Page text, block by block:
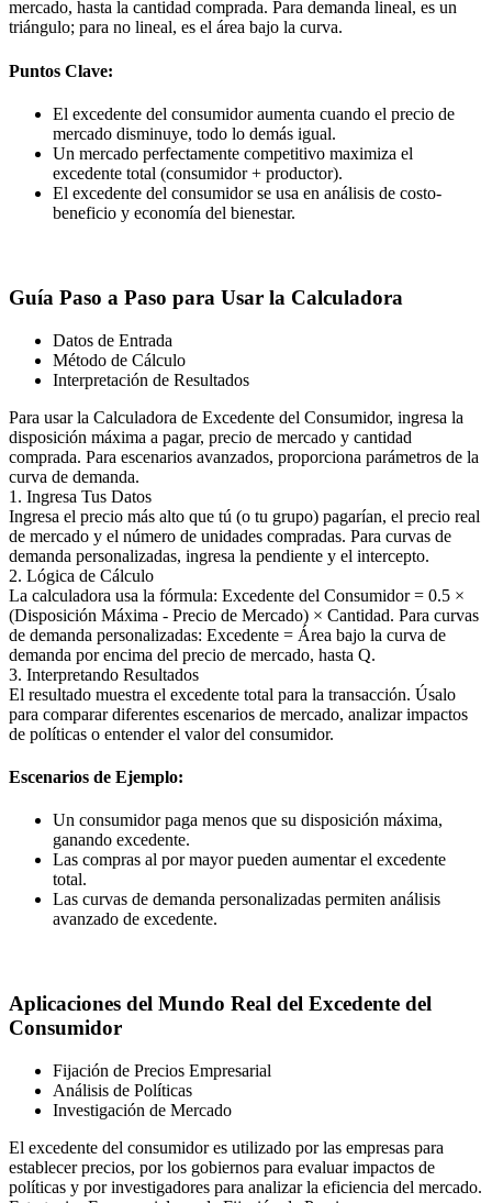
mercado, hasta la cantidad comprada. Para demanda lineal, es un
triángulo; para no lineal, es el área bajo la curva.
Puntos Clave:
El excedente del consumidor aumenta cuando el precio de
mercado disminuye, todo lo demás igual.
Un mercado perfectamente competitivo maximiza el
excedente total (consumidor + productor).
El excedente del consumidor se usa en análisis de costo-
beneficio y economía del bienestar.
Guía Paso a Paso para Usar la Calculadora
Datos de Entrada
Método de Cálculo
Interpretación de Resultados
Para usar la Calculadora de Excedente del Consumidor, ingresa la
disposición máxima a pagar, precio de mercado y cantidad
comprada. Para escenarios avanzados, proporciona parámetros de la
curva de demanda.
1. Ingresa Tus Datos
Ingresa el precio más alto que tú (o tu grupo) pagarían, el precio real
de mercado y el número de unidades compradas. Para curvas de
demanda personalizadas, ingresa la pendiente y el intercepto.
2. Lógica de Cálculo
La calculadora usa la fórmula: Excedente del Consumidor = 0.5 ×
(Disposición Máxima - Precio de Mercado) × Cantidad. Para curvas
de demanda personalizadas: Excedente = Área bajo la curva de
demanda por encima del precio de mercado, hasta Q.
3. Interpretando Resultados
El resultado muestra el excedente total para la transacción. Úsalo
para comparar diferentes escenarios de mercado, analizar impactos
de políticas o entender el valor del consumidor.
Escenarios de Ejemplo:
Un consumidor paga menos que su disposición máxima,
ganando excedente.
Las compras al por mayor pueden aumentar el excedente
total.
Las curvas de demanda personalizadas permiten análisis
avanzado de excedente.
Aplicaciones del Mundo Real del Excedente del
Consumidor
Fijación de Precios Empresarial
Análisis de Políticas
Investigación de Mercado
El excedente del consumidor es utilizado por las empresas para
establecer precios, por los gobiernos para evaluar impactos de
políticas y por investigadores para analizar la eficiencia del mercado.